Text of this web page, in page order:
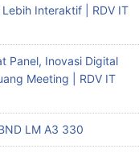
Interaktif | RDV IT
Panel, Inovasi Digital
Meeting | RDV IT
LM A3 330